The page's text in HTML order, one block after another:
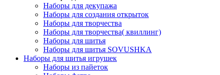
Наборы для декупажа
Наборы для создания открыток
Наборы для творчества
Наборы для творчества( квиллинг)
Наборы для шитья
Наборы для шитья SOVUSHKA
Наборы для шитья игрушек
Наборы из пайеток